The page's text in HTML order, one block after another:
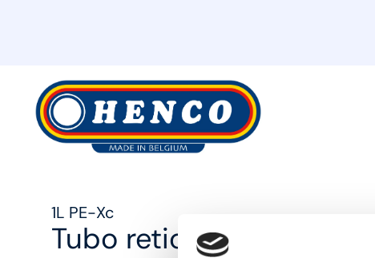
1L PE-Xc
Tubo reticolato 1L PE-Xc